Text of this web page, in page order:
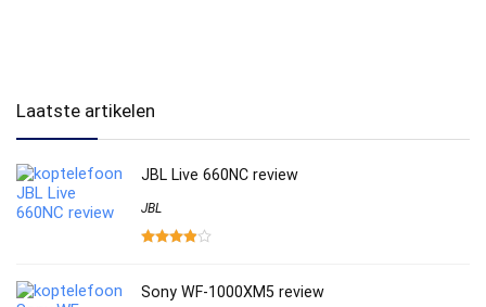
Laatste artikelen
JBL Live 660NC review
JBL
Sony WF-1000XM5 review